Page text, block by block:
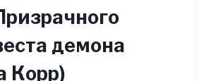
демона
Корр)